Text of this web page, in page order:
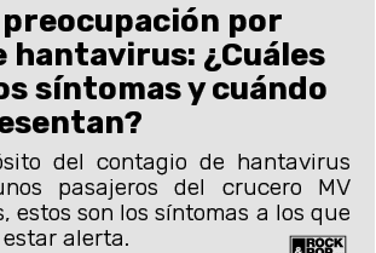
por
hantavirus: ¿Cuáles
síntomas y cuándo
del contagio de hantavirus
pasajeros del crucero MV
estos son los síntomas a los que
alerta.